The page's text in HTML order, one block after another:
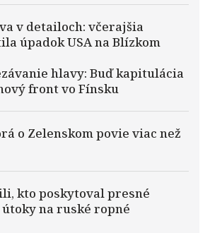
v detailoch: včerajšia
úpadok USA na Blízkom
hlavy: Buď kapitulácia
front vo Fínsku
o Zelenskom povie viac než
kto poskytoval presné
na ruské ropné